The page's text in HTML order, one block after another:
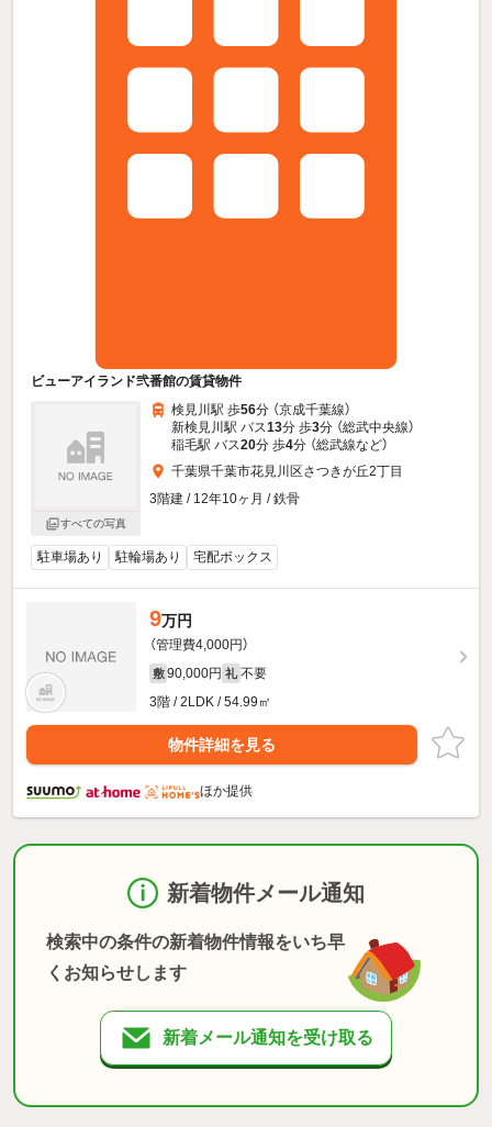
ビューアイランド弐番館の賃貸物件
すべての写真
検見川駅 歩56分 （京成千葉線）
新検見川駅 バス13分 歩3分 （総武中央線）
稲毛駅 バス20分 歩4分 （総武線など）
千葉県千葉市花見川区さつきが丘2丁目
3階建 / 12年10ヶ月 / 鉄骨
駐車場あり 駐輪場あり 宅配ボックス
9万円
（管理費4,000円）
敷 90,000円 礼 不要
3階 / 2LDK / 54.99㎡
物件詳細を見る
ほか提供
新着物件メール通知
検索中の条件の新着物件情報をいち早
くお知らせします
新着メール通知を受け取る